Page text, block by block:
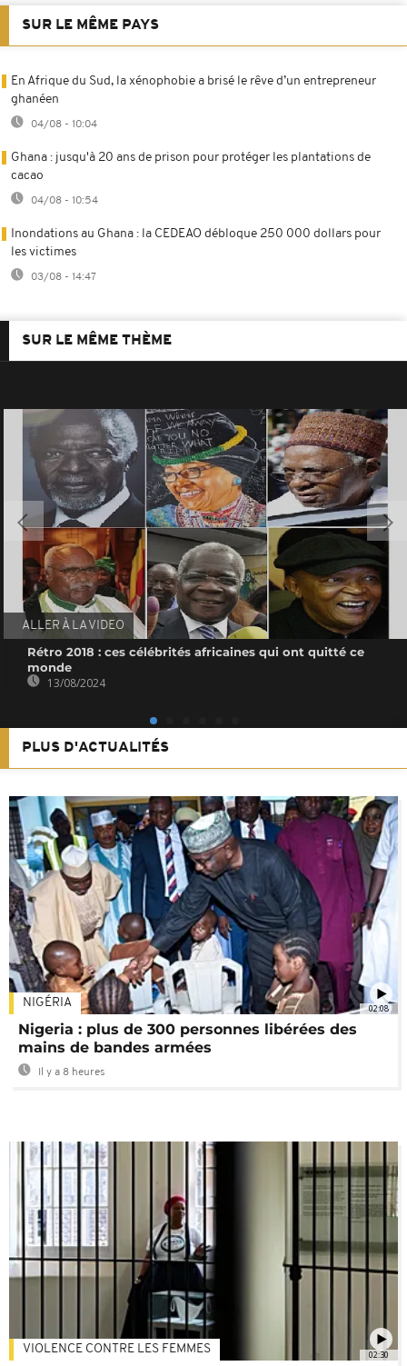
SUR LE MÊME PAYS
En Afrique du Sud, la xénophobie a brisé le rêve d’un entrepreneur
ghanéen
04/08 - 10:04
Ghana : jusqu'à 20 ans de prison pour protéger les plantations de
cacao
04/08 - 10:54
Inondations au Ghana : la CEDEAO débloque 250 000 dollars pour
les victimes
03/08 - 14:47
SUR LE MÊME THÈME
ALLER À LA VIDEO
Rétro 2018 : ces célébrités africaines qui ont quitté ce
monde
13/08/2024
PLUS D'ACTUALITÉS
02:08
NIGÉRIA
Nigeria : plus de 300 personnes libérées des
mains de bandes armées
Il y a 8 heures
02:30
VIOLENCE CONTRE LES FEMMES